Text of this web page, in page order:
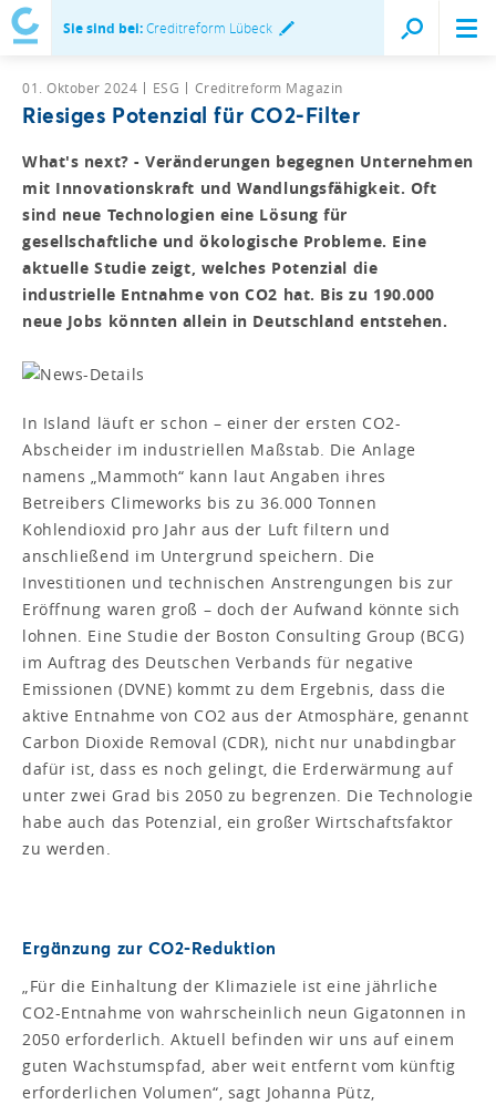
Sie sind bei:Creditreform Lübeck
01. Oktober 2024 ESG Creditreform Magazin
Riesiges Potenzial für CO2-Filter
What's next? - Veränderungen begegnen Unternehmen
mit Innovationskraft und Wandlungsfähigkeit. Oft
sind neue Technologien eine Lösung für
gesellschaftliche und ökologische Probleme. Eine
aktuelle Studie zeigt, welches Potenzial die
industrielle Entnahme von CO2 hat. Bis zu 190.000
neue Jobs könnten allein in Deutschland entstehen.
In Island läuft er schon – einer der ersten CO2-
Abscheider im industriellen Maßstab. Die Anlage
namens „Mammoth“ kann laut Angaben ihres
Betreibers Climeworks bis zu 36.000 Tonnen
Kohlendioxid pro Jahr aus der Luft filtern und
anschließend im Untergrund speichern. Die
Investitionen und technischen Anstrengungen bis zur
Eröffnung waren groß – doch der Aufwand könnte sich
lohnen. Eine Studie der Boston Consulting Group (BCG)
im Auftrag des Deutschen Verbands für negative
Emissionen (DVNE) kommt zu dem Ergebnis, dass die
aktive Entnahme von CO2 aus der Atmosphäre, genannt
Carbon Dioxide Removal (CDR), nicht nur unabdingbar
dafür ist, dass es noch gelingt, die Erderwärmung auf
unter zwei Grad bis 2050 zu begrenzen. Die Technologie
habe auch das Potenzial, ein großer Wirtschaftsfaktor
zu werden.
Ergänzung zur CO2-Reduktion
„Für die Einhaltung der Klimaziele ist eine jährliche
CO2-Entnahme von wahrscheinlich neun Gigatonnen in
2050 erforderlich. Aktuell befinden wir uns auf einem
guten Wachstumspfad, aber weit entfernt vom künftig
erforderlichen Volumen“, sagt Johanna Pütz,